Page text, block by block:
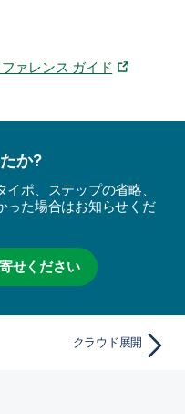
ァレンス ガイド
か?
ポ、ステップの省略、
った場合はお知らせくだ
せください
クラウド展開